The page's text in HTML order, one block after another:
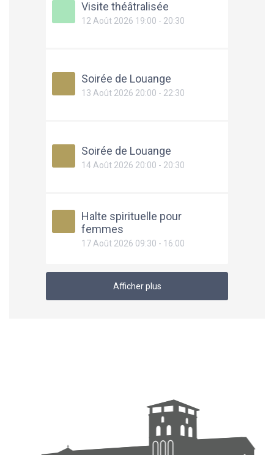
Visite théâtralisée
12 Août 2026 19:00 - 20:30
Soirée de Louange
13 Août 2026 20:00 - 22:30
Soirée de Louange
14 Août 2026 20:00 - 20:30
Halte spirituelle pour
femmes
17 Août 2026 09:30 - 16:00
Afficher plus